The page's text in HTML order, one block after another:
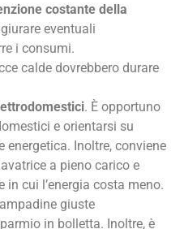
costante della
eventuali
i consumi.
calde dovrebbero durare
. È opportuno
e orientarsi su
energetica. Inoltre, conviene
a pieno carico e
cui l’energia costa meno.
giuste
in bolletta. Inoltre, è